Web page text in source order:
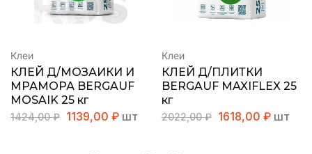
Клеи
КЛЕЙ Д/МОЗАИКИ И
МРАМОРА BERGAUF
MOSAIK 25 кг
1424,00₽ 1139,00 ₽ шт
Клеи
КЛЕЙ Д/ПЛИТКИ
BERGAUF MAXIFLEX 25
кг
2022,00₽ 1618,00 ₽ шт